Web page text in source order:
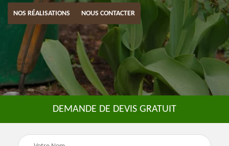
NOS RÉALISATIONS NOUS CONTACTER
DEMANDE DE DEVIS GRATUIT